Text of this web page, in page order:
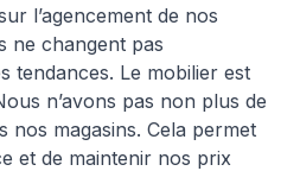
l’agencement de nos
ne changent pas
tendances. Le mobilier est
n’avons pas non plus de
nos magasins. Cela permet
et de maintenir nos prix